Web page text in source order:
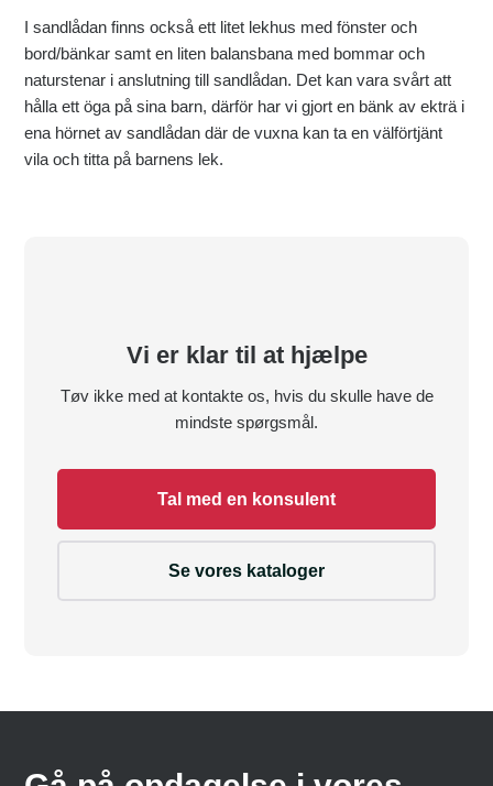
I sandlådan finns också ett litet lekhus med fönster och
bord/bänkar samt en liten balansbana med bommar och
naturstenar i anslutning till sandlådan. Det kan vara svårt att
hålla ett öga på sina barn, därför har vi gjort en bänk av ekträ i
ena hörnet av sandlådan där de vuxna kan ta en välförtjänt
vila och titta på barnens lek.
Vi er klar til at hjælpe
Tøv ikke med at kontakte os, hvis du skulle have de
mindste spørgsmål.
Tal med en konsulent
Se vores kataloger